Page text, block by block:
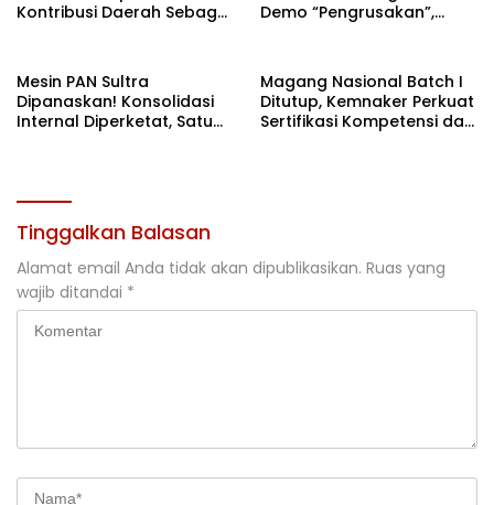
Kontribusi Daerah Sebagai
Demo “Pengrusakan”,
Mesin PAN Sultra
Dipanaskan! Konsolidasi
Internal Diperketat, Satu
Magang Nasional Batch I
Ditutup, Kemnaker Perkuat
Sertifikasi Kompetensi dan
Tinggalkan Balasan
Alamat email Anda tidak akan dipublikasikan. Ruas yang
wajib ditandai *